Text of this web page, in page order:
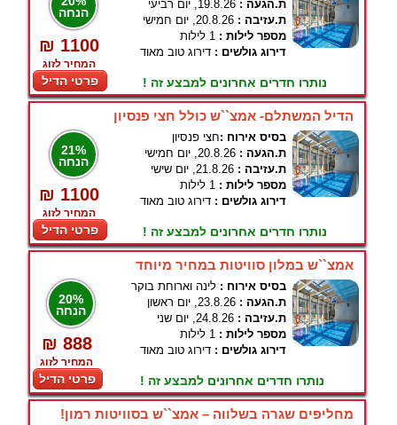
הנחה
₪ 1100
המחיר לזוג
פרטי הדיל
ת.הגעה : 19.8.26, יום רביעי
ת.עזיבה : 20.8.26, יום חמישי
מספר לילות : 1 לילות
דירוג גולשים : דירוג טוב מאוד
נותרו חדרים אחרונים למבצע זה !
הדיל המשתלם- אמצ``ש כולל חצי פנסיון
21%
הנחה
₪ 1100
המחיר לזוג
פרטי הדיל
בסיס אירוח :חצי פנסיון
ת.הגעה : 20.8.26, יום חמישי
ת.עזיבה : 21.8.26, יום שישי
מספר לילות : 1 לילות
דירוג גולשים : דירוג טוב מאוד
נותרו חדרים אחרונים למבצע זה !
אמצ``ש במלון סוויטות במחיר מיוחד
20%
הנחה
₪ 888
המחיר לזוג
פרטי הדיל
בסיס אירוח : לינה וארוחת בוקר
ת.הגעה : 23.8.26, יום ראשון
ת.עזיבה : 24.8.26, יום שני
מספר לילות : 1 לילות
דירוג גולשים : דירוג טוב מאוד
נותרו חדרים אחרונים למבצע זה !
מחליפים שגרה בשלווה – אמצ``ש בסוויטות רמון!